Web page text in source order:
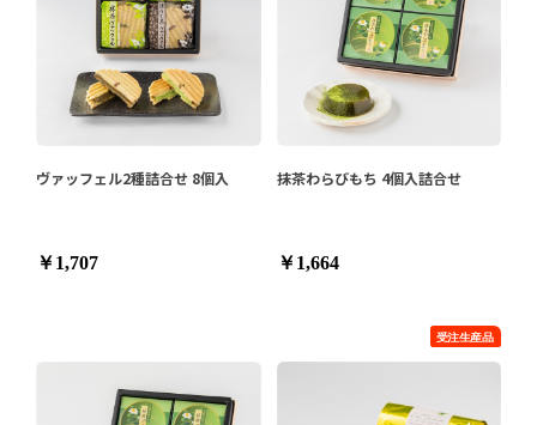
ヴァッフェル2種詰合せ 8個入
￥1,707
抹茶わらびもち 4個入詰合せ
￥1,664